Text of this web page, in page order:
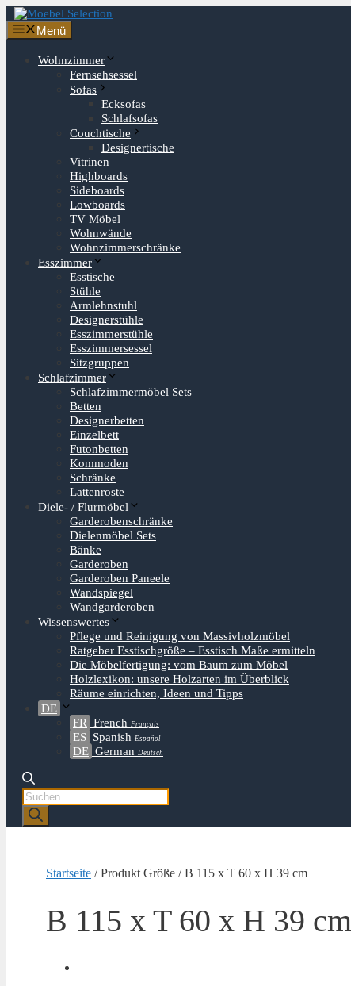
Zum
Inhalt
springen
Menü
Wohnzimmer
Fernsehsessel
Sofas
Ecksofas
Schlafsofas
Couchtische
Designertische
Vitrinen
Highboards
Sideboards
Lowboards
TV Möbel
Wohnwände
Wohnzimmerschränke
Esszimmer
Esstische
Stühle
Armlehnstuhl
Designerstühle
Esszimmerstühle
Esszimmersessel
Sitzgruppen
Schlafzimmer
Schlafzimmermöbel Sets
Betten
Designerbetten
Einzelbett
Futonbetten
Kommoden
Schränke
Lattenroste
Diele- / Flurmöbel
Garderobenschränke
Dielenmöbel Sets
Bänke
Garderoben
Garderoben Paneele
Wandspiegel
Wandgarderoben
Wissenswertes
Pflege und Reinigung von Massivholzmöbel
Ratgeber Esstischgröße – Esstisch Maße ermitteln
Die Möbelfertigung: vom Baum zum Möbel
Holzlexikon: unsere Holzarten im Überblick
Räume einrichten, Ideen und Tipps
DE
FR French Français
ES Spanish Español
DE German Deutsch
Products
search
Startseite / Produkt Größe / B 115 x T 60 x H 39 cm
B 115 x T 60 x H 39 cm